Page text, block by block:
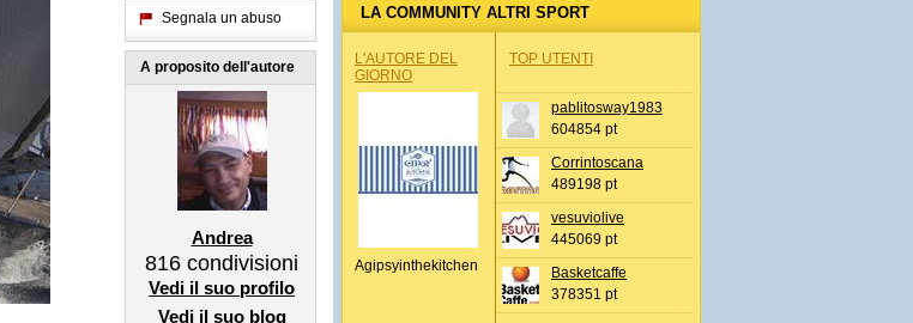
Segnala un abuso
A proposito dell'autore
Andrea
816 condivisioni
Vedi il suo profilo
Vedi il suo blog
LA COMMUNITY ALTRI SPORT
L'AUTORE DEL
GIORNO
Agipsyinthekitchen
TOP UTENTI
pablitosway1983
604854 pt
Corrintoscana
489198 pt
vesuviolive
445069 pt
Basketcaffe
378351 pt